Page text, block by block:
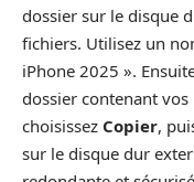
dossier sur le disque
fichiers. Utilisez un
iPhone 2025 ».
dossier contenant
choisissez Copier,
sur le disque dur